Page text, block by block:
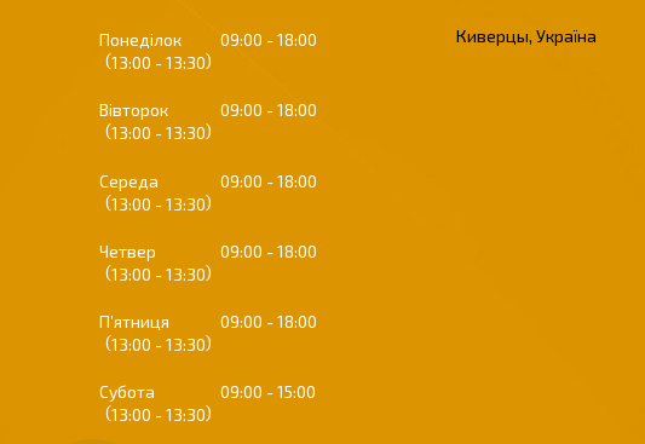
Понеділок 09:00
18:00
13:00
13:30
Вівторок 09:00
18:00
13:00
13:30
Середа 09:00
18:00
13:00
13:30
Четвер 09:00
18:00
13:00
13:30
Пʼятниця 09:00
18:00
13:00
13:30
Субота 09:00
15:00
13:00
13:30
Киверцы, Україна